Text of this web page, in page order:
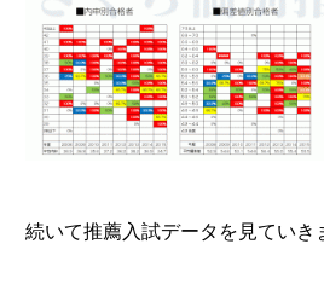
続いて推薦入試データを見ていき